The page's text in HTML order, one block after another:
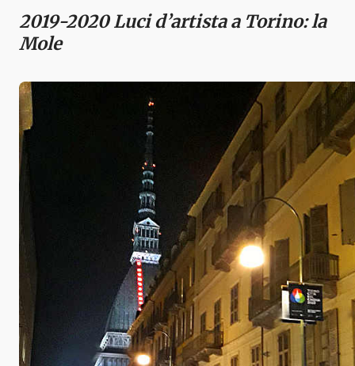
2019-2020 Luci d’artista a Torino: la
Mole